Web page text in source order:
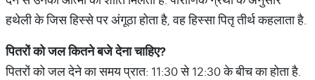
हथेली के जिस हिस्से पर अंगूठा होता है, वह हिस्सा पितृ तीर्थ कहलाता है.
पितरों को जल कितने बजे देना चाहिए?
पितरों को जल देने का समय प्रात: 11:30 से 12:30 के बीच का होता है.